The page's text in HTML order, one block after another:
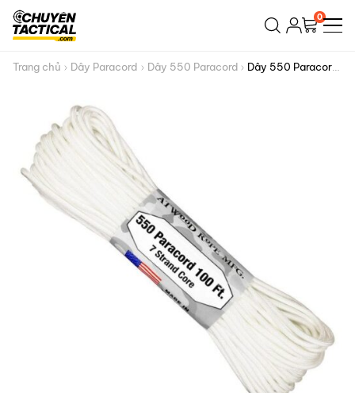
Bỏ
qua
dung
0
Trang chủ Dây Paracord Dây 550 Paracord
Dây 550 Paracord